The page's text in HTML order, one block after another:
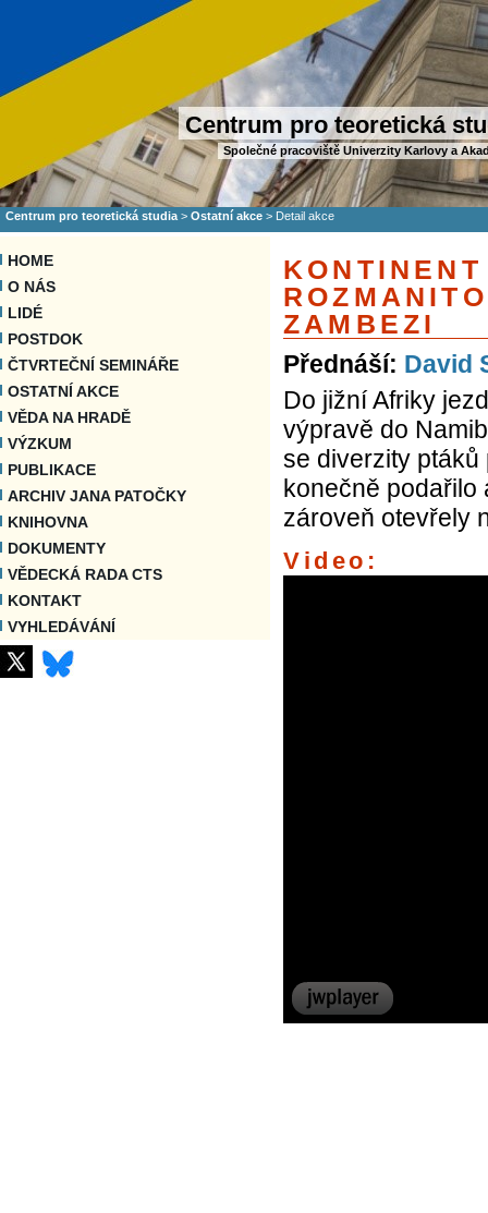
Centrum pro teoretická
Společné pracoviště Univerzity Karlovy a
Centrum pro teoretická studia > Ostatní akce > Detail akce
HOME
O NÁS
LIDÉ
POSTDOK
ČTVRTEČNÍ SEMINÁŘE
OSTATNÍ AKCE
VĚDA NA HRADĚ
VÝZKUM
PUBLIKACE
ARCHIV JANA PATOČKY
KNIHOVNA
DOKUMENTY
VĚDECKÁ RADA CTS
KONTAKT
VYHLEDÁVÁNÍ
ZAMBEZI
Přednáší: David
Do jižní Afriky
výpravě do
se diverzity
konečně podařilo
zároveň otevřely
Video: